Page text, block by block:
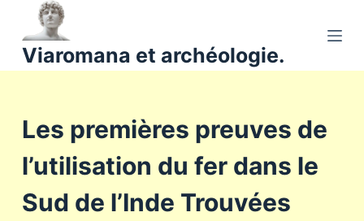
a
o
Viaromana et archéologie.
Les premières preuves de
l’utilisation du fer dans le
Sud de l’Inde Trouvées